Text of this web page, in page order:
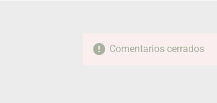
Comentarios cerrados